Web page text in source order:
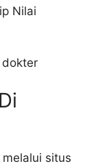
Nilai
dokter
situs